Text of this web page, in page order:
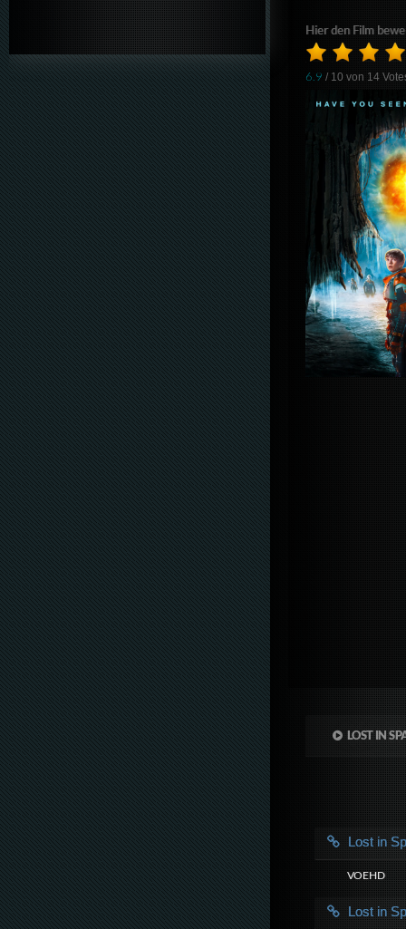
Hier den Film
6.9 / 10 von 14
LOST IN
Lost in
VOE HD
Lost in